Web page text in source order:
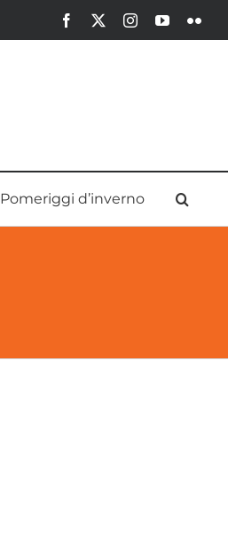
Facebook InstagramYouTubeFlickr
Pomeriggi d’inverno